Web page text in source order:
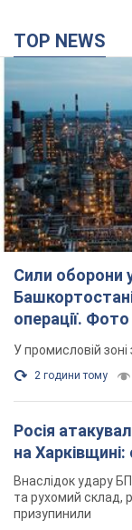
Сили оборони
У промисловій
2 години тому
Росія
на Харківщині:
Внаслідок удару
та рухомий склад,
2 години тому
України у США Стефанішиній: що відомо про
справу
Суд не повністю
2 години тому